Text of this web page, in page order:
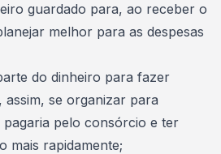
guardado para, ao receber o
melhor para as despesas
do dinheiro para fazer
assim, se organizar para
pelo consórcio e ter
mais rapidamente;